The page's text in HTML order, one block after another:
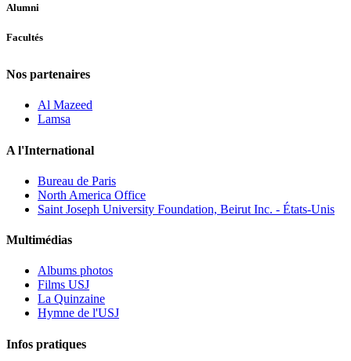
Alumni
Facultés
Nos partenaires
Al Mazeed
Lamsa
A l'International
Bureau de Paris
North America Office
Saint Joseph University Foundation, Beirut Inc. - États-Unis
Multimédias
Albums photos
Films USJ
La Quinzaine
Hymne de l'USJ
Infos pratiques